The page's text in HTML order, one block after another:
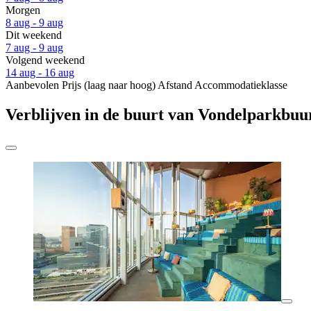
Morgen
8 aug - 9 aug
Dit weekend
7 aug - 9 aug
Volgend weekend
14 aug - 16 aug
Aanbevolen Prijs (laag naar hoog) Afstand Accommodatieklasse
Verblijven in de buurt van